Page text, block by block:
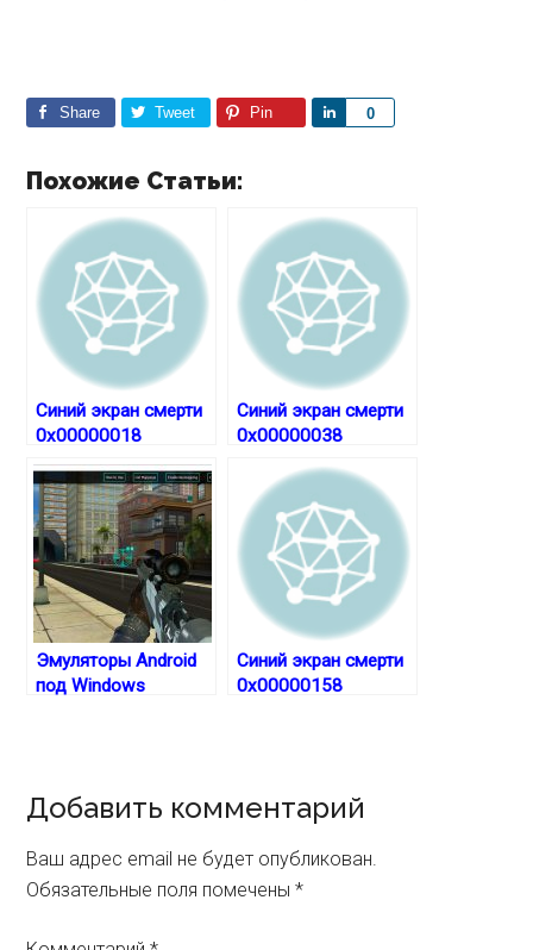
Share Tweet Pin 0
e
Похожие Статьи:
Синий экран смерти
0x00000018
Синий экран смерти
0x00000038
Эмуляторы Android
под Windows
Синий экран смерти
0x00000158
Reader
Interactions
Добавить комментарий
Ваш адрес email не будет опубликован.
Обязательные поля помечены*